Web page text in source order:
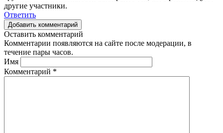
другие участники.
Ответить
Добавить комментарий
Оставить комментарий
Комментарии появляются на сайте после модерации, в
течение пары часов.
Имя
Комментарий *